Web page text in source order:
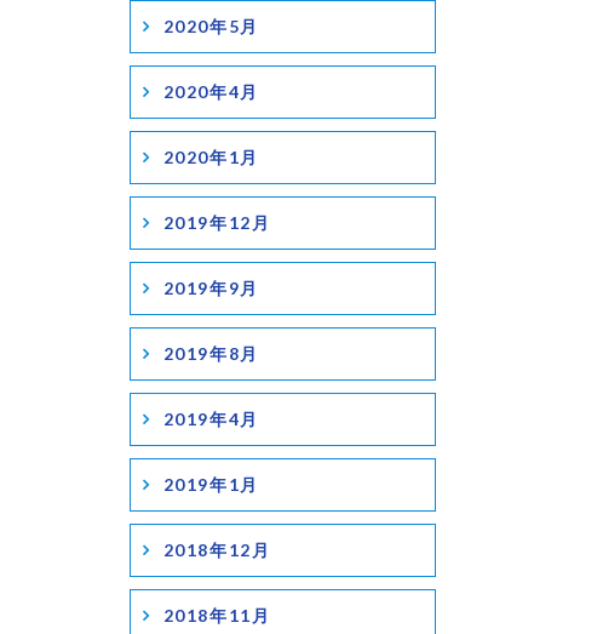
2020年5月
2020年4月
2020年1月
2019年12月
2019年9月
2019年8月
2019年4月
2019年1月
2018年12月
2018年11月